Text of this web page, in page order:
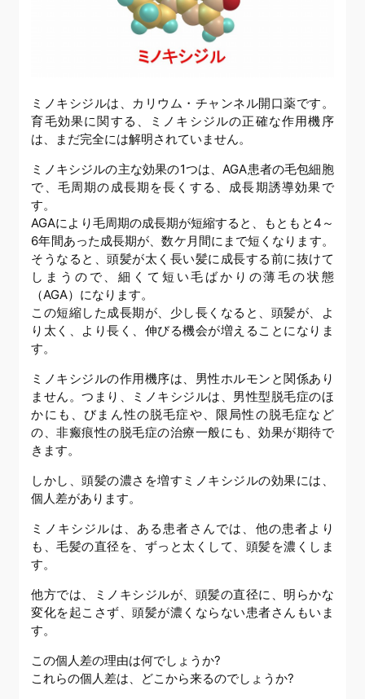
ミノキシジルは、カリウム・チャンネル開口薬です。
育毛効果に関する、ミノキシジルの正確な作用機序
は、まだ完全には解明されていません。
ミノキシジルの主な効果の1つは、AGA患者の毛包細胞
で、毛周期の成長期を長くする、成長期誘導効果で
す。
AGAにより毛周期の成長期が短縮すると、もともと4～
6年間あった成長期が、数ケ月間にまで短くなります。
そうなると、頭髪が太く長い髪に成長する前に抜けて
しまうので、細くて短い毛ばかりの薄毛の状態
（AGA）になります。
この短縮した成長期が、少し長くなると、頭髪が、よ
り太く、より長く、伸びる機会が増えることになりま
す。
ミノキシジルの作用機序は、男性ホルモンと関係あり
ません。つまり、ミノキシジルは、男性型脱毛症のほ
かにも、びまん性の脱毛症や、限局性の脱毛症など
の、非瘢痕性の脱毛症の治療一般にも、効果が期待で
きます。
しかし、頭髪の濃さを増すミノキシジルの効果には、
個人差があります。
ミノキシジルは、ある患者さんでは、他の患者より
も、毛髪の直径を、ずっと太くして、頭髪を濃くしま
す。
他方では、ミノキシジルが、頭髪の直径に、明らかな
変化を起こさず、頭髪が濃くならない患者さんもいま
す。
この個人差の理由は何でしょうか?
これらの個人差は、どこから来るのでしょうか?